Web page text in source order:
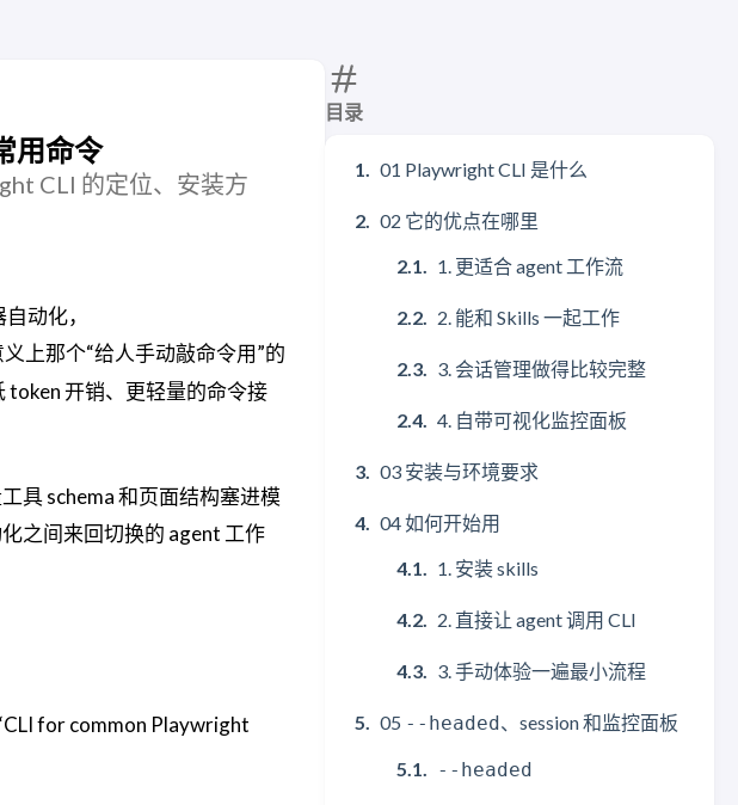
目录
01 Playwright CLI 是什么
02 它的优点在哪里
1. 更适合 agent 工作流
2. 能和 Skills 一起工作
3. 会话管理做得比较完整
4. 自带可视化监控面板
03 安装与环境要求
04 如何开始用
1. 安装 skills
2. 直接让 agent 调用 CLI
3. 手动体验一遍最小流程
05 --headed、session 和监控面板
--headed
用命令
CLI 的定位、安装方
动化，
上那个“给人手动敲命令用”的
token 开销、更轻量的命令接
具 schema 和页面结构塞进模
之间来回切换的 agent 工作
for common Playwright